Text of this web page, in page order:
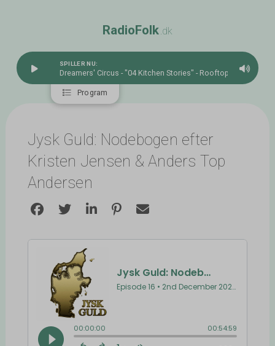
RadioFolk.dk
SPILLER NU:
Dreamers' Circus - "04 Kitchen Stories" - Rooftop Sesssions
Program
Jysk Guld: Nodebogen efter
Kristen Jensen & Anders Top
Andersen